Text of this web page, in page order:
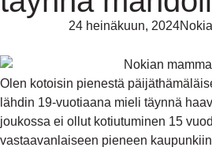
24 heinäkuun, 2024
Olen kotoisin pienestä
lähdin 19-vuotiaana mieli täynnä
joukossa ei ollut kotiutuminen 15
vastaavanlaiseen pieneen